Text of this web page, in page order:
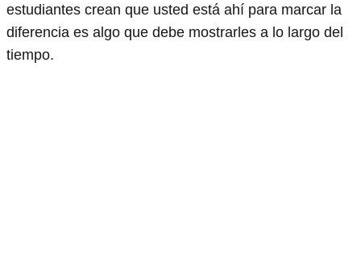
estudiantes crean que usted está ahí para marcar la
diferencia es algo que debe mostrarles a lo largo del
tiempo.